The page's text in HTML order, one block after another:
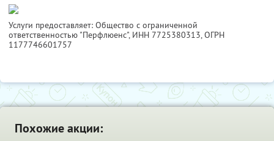
Услуги предоставляет: Общество с ограниченной
ответственностью "Перфлюенс", ИНН 7725380313, ОГРН
1177746601757
Похожие акции: